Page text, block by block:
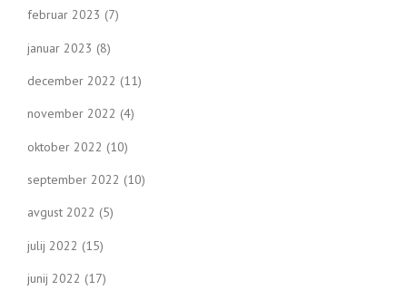
februar 2023 (7)
januar 2023 (8)
december 2022 (11)
november 2022 (4)
oktober 2022 (10)
september 2022 (10)
avgust 2022 (5)
julij 2022 (15)
junij 2022 (17)